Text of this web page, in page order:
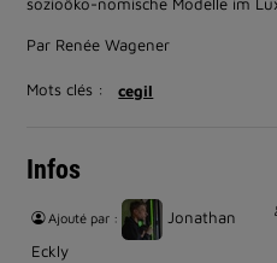
sozioöko-nomische Modelle im
Par Renée Wagener
Mots clés : cegil
Infos
Ajouté par :
Jonathan
Eckly